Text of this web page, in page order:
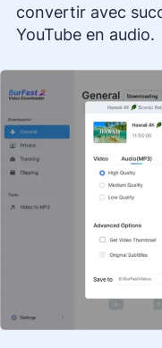
convertir avec
YouTube en audio.